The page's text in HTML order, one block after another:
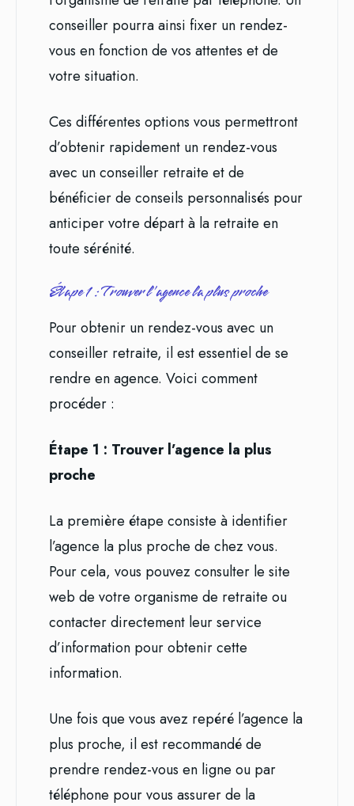
conseiller pourra ainsi fixer un rendez-
vous en fonction de vos attentes et de
votre situation.
Ces différentes options vous permettront
d’obtenir rapidement un rendez-vous
avec un conseiller retraite et de
bénéficier de conseils personnalisés pour
anticiper votre départ à la retraite en
toute sérénité.
Étape 1 : Trouver l’agence la plus proche
Pour obtenir un rendez-vous avec un
conseiller retraite, il est essentiel de se
rendre en agence. Voici comment
procéder :
Étape 1 : Trouver l’agence la plus
proche
La première étape consiste à identifier
l’agence la plus proche de chez vous.
Pour cela, vous pouvez consulter le site
web de votre organisme de retraite ou
contacter directement leur service
d’information pour obtenir cette
information.
Une fois que vous avez repéré l’agence la
plus proche, il est recommandé de
prendre rendez-vous en ligne ou par
téléphone pour vous assurer de la